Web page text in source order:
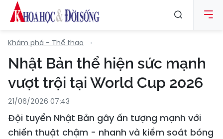
Khám phá - Thể thao
Nhật Bản thể hiện sức mạnh
vượt trội tại World Cup 2026
21/06/2026 07:43
Đội tuyển Nhật Bản gây ấn tượng mạnh với
chiến thuật chậm - nhanh và kiểm soát bóng